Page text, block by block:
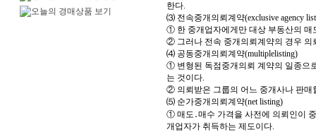
한다.
⑶ 전속중개의뢰계약(exclusive agency
① 한 중개업자에게만 대상 부동산의 매
② 그러나 전속 중개의뢰계약의 경우 의
⑷ 공동중개의뢰계약(multiplelisting)
① 변형된 독점중개의뢰 계약의 일종으
는 것이다.
② 의뢰받은 그룹의 어느 중개사나 판매
⑸ 순가중개의뢰계약(net listing)
① 매도․매수 가격을 사전에 의뢰인이
개업자가 취득하는 제도이다.